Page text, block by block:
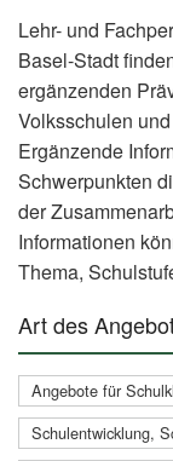
Lehr- und
Basel-Stadt
ergänzenden
Volksschulen
Ergänzende
Schwerpunkten
der
Informationen
Thema,
Art des
Angebote für
Schulentwicklung,